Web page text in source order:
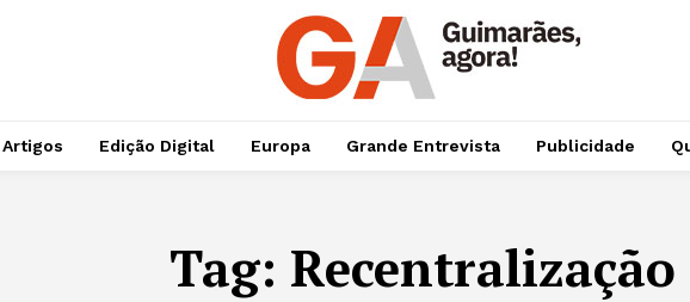
Artigos Edição Digital Europa Grande Entrevista Publicidade
Tag: Recentralização